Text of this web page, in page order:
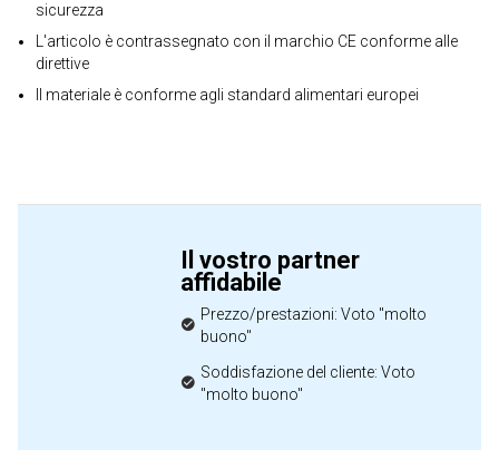
sicurezza
L'articolo è contrassegnato con il marchio CE conforme alle
direttive
Il materiale è conforme agli standard alimentari europei
Il vostro partner
affidabile
Prezzo/prestazioni: Voto "molto
buono"
Soddisfazione del cliente: Voto
"molto buono"